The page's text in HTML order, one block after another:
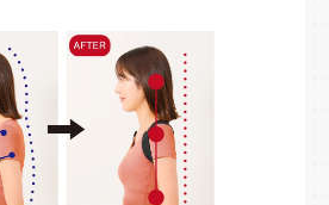
サイズ
簡単
性◎
持ち運びにも◎